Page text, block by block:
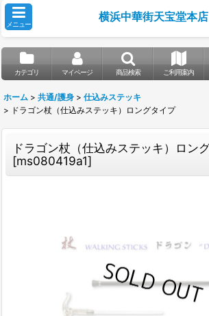
メニュー
横浜中華街天宝堂本店
カテゴリ マイページ 商品検索 ご利用案内
ホーム > 共通/護身 > 仕込みステッキ
> ドラゴン杖（仕込みステッキ）ロングタイプ
ドラゴン杖（仕込みステッキ）ロン
[ms080419a1]